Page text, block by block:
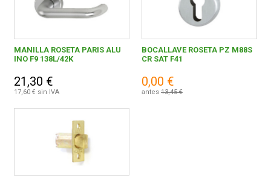
MANILLA ROSETA PARIS ALU
INO F9 138L/42K
21,30 €
17,60 € sin IVA
BOCALLAVE ROSETA PZ M88S
CR SAT F41
0,00 €
antes 13,45 €
FORMAS DE PAGO
CONDICIONES